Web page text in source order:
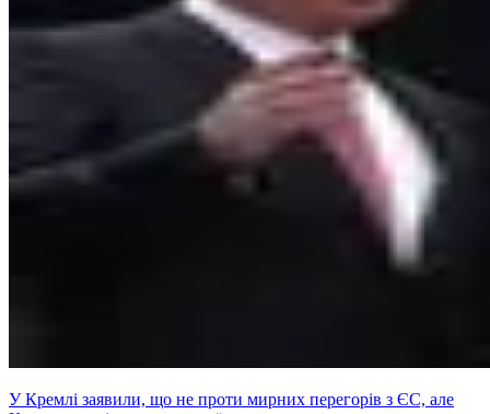
У Кремлі заявили, що не проти мирних перегорів з ЄС, але